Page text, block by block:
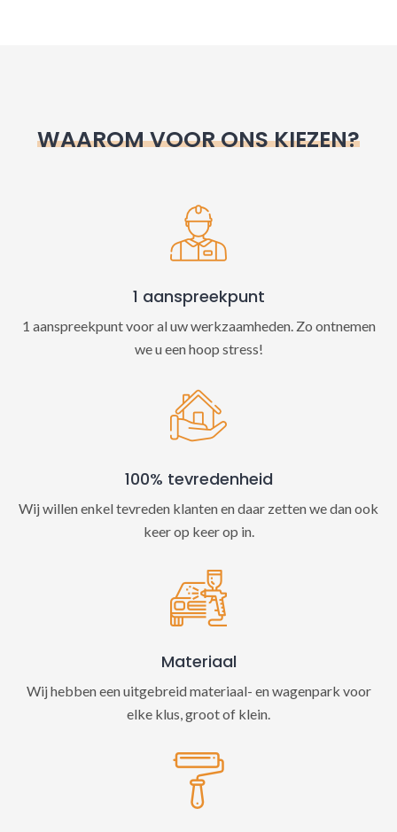
WAAROM VOOR ONS KIEZEN?
1 aanspreekpunt
1 aanspreekpunt voor al uw werkzaamheden. Zo ontnemen
we u een hoop stress!
100% tevredenheid
Wij willen enkel tevreden klanten en daar zetten we dan ook
keer op keer op in.
Materiaal
Wij hebben een uitgebreid materiaal- en wagenpark voor
elke klus, groot of klein.